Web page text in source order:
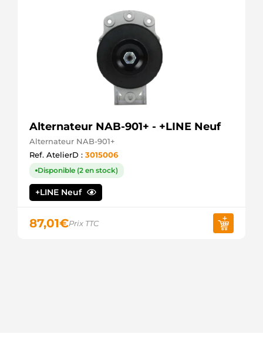
Alternateur NAB-901+ - +LINE Neuf
Alternateur NAB-901+
Ref. AtelierD : 3015006
Disponible (2 en stock)
+LINE Neuf
87,01€Prix TTC